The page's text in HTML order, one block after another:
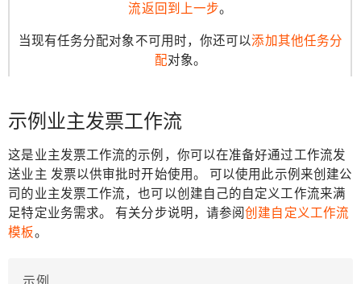
流返回到上一步。
当现有任务分配对象不可用时，你还可以添加其他任务分
配对象。
示例业主发票工作流
这是业主发票工作流的示例，你可以在准备好通过工作流发
送业主 发票以供审批时开始使用。 可以使用此示例来创建公
司的业主发票工作流，也可以创建自己的自定义工作流来满
足特定业务需求。 有关分步说明，请参阅创建自定义工作流
模板。